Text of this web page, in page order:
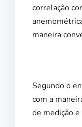
correlação
maneira
Segundo o
com a
de medição